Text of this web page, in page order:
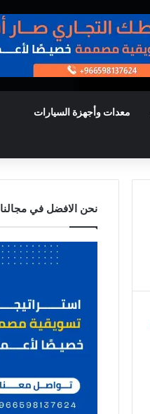
معدات وأجهزة السيارات
نحن الافضل في مجالنا